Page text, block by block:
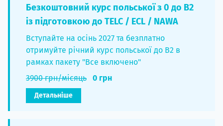
Безкоштовний курс польської з 0 до B2
із підготовкою до TELC / ECL / NAWA
Вступайте на осінь 2027 та безплатно
отримуйте річний курс польської до B2 в
рамках пакету "Все включено"
3900 грн/місяць
0 грн
Детальніше